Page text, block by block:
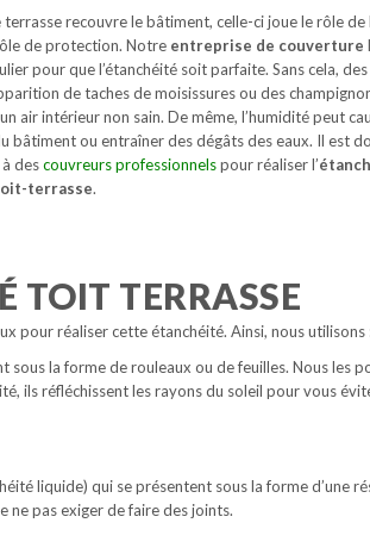
terrasse recouvre le bâtiment, celle-ci joue le rôle
de protection. Notre entreprise de couverture
pour que l’étanchéité soit parfaite. Sans cela,
de taches de moisissures ou des
air intérieur non sain. De même, l’humidité peut
bâtiment ou entraîner des dégâts des eaux. Il est
descouvreurs professionnelspour réaliser l’
terrasse.
TOIT TERRASSE
pour réaliser cette étanchéité. Ainsi, nous utilisons
sous la forme de rouleaux ou de feuilles. Nous les
ils réfléchissent les rayons du soleil pour vous
liquide) qui se présentent sous la forme d’une
ne pas exiger de faire des joints.